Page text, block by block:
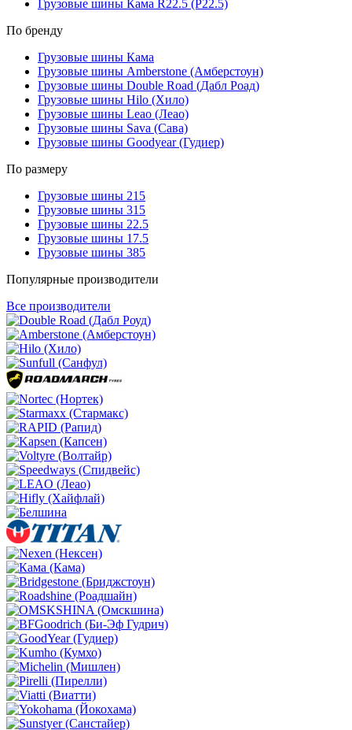
Грузовые шины Кама R22.5 (Р22.5)
По бренду
Грузовые шины Кама
Грузовые шины Amberstone (Амберстоун)
Грузовые шины Double Road (Дабл Роад)
Грузовые шины Hilo (Хило)
Грузовые шины Leao (Леао)
Грузовые шины Sava (Сава)
Грузовые шины Goodyear (Гудиер)
По размеру
Грузовые шины 215
Грузовые шины 315
Грузовые шины 22.5
Грузовые шины 17.5
Грузовые шины 385
Популярные производители
Все производители